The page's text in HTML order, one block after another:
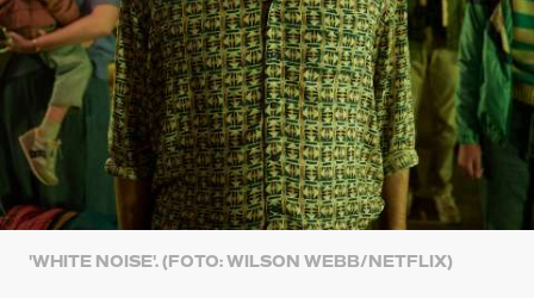
'WHITE NOISE'. (FOTO: WILSON WEBB/NETFLIX)